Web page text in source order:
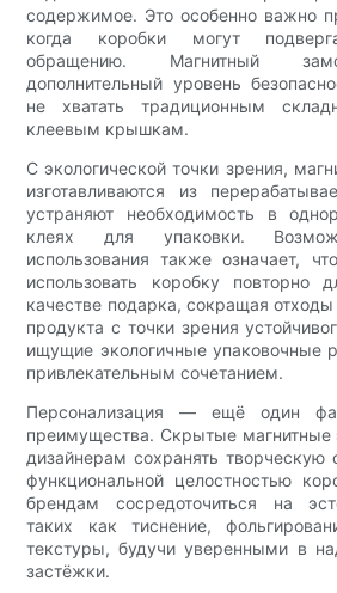
содержимое. Это особенно важно
когда коробки могут
обращению. Магнитный
дополнительный уровень
не хватать традиционным
клеевым крышкам.
С экологической точки зрения,
изготавливаются из
устраняют необходимость в
клеях для упаковки.
использования также означает,
использовать коробку повторно
качестве подарка, сокращая
продукта с точки зрения
ищущие экологичные упаковочные
привлекательным сочетанием.
Персонализация — ещё один
преимущества. Скрытые магнитные
дизайнерам сохранять творческую
функциональной целостностью
брендам сосредоточиться на
таких как тиснение,
текстуры, будучи уверенными в
застёжки.